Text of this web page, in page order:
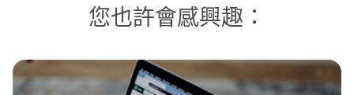
您也許會感興趣：